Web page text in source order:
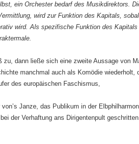
ein Orchester bedarf des Musikdirektors.
wird zur Funktion des Kapitals,
wird. Als spezifische Funktion des
zu, dann ließe sich eine zweite Aussage von
manchmal auch als Komödie wiederholt,
des europäischen Faschismus,
Janze, das Publikum in der
der Verhaftung ans Dirigentenpult